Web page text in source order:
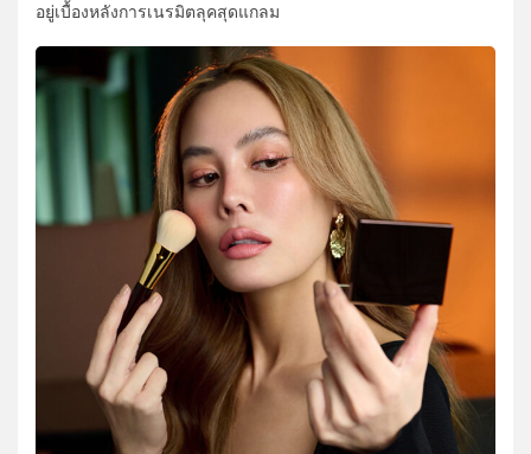
อยู่เบื้องหลังการเนรมิตลุคสุดแกลม